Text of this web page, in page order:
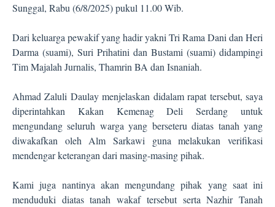
Sunggal, Rabu (6/8/2025) pukul 11.00 Wib.
Dari keluarga pewakif yang hadir yakni Tri Rama Dani dan Heri
Darma (suami), Suri Prihatini dan Bustami (suami) didampingi
Tim Majalah Jurnalis, Thamrin BA dan Isnaniah.
Ahmad Zaluli Daulay menjelaskan didalam rapat tersebut, saya
diperintahkan Kakan Kemenag Deli Serdang untuk
mengundang seluruh warga yang berseteru diatas tanah yang
diwakafkan oleh Alm Sarkawi guna melakukan verifikasi
mendengar keterangan dari masing-masing pihak.
Kami juga nantinya akan mengundang pihak yang saat ini
menduduki diatas tanah wakaf tersebut serta Nazhir Tanah